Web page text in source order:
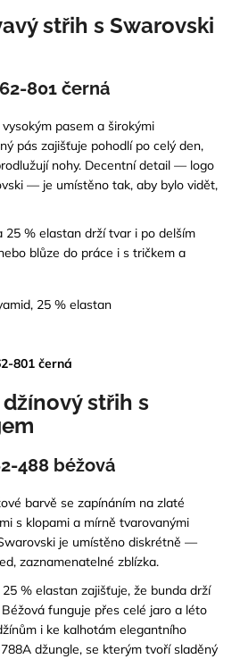
střih s Swarovski
801 černá
pasem a širokými
pás zajišťuje pohodlí po celý den,
nohy. Decentní detail — logo
— je umístěno tak, aby bylo vidět,
25 % elastan drží tvar i po delším
blůze do práce i s tričkem a
25 % elastan
801 černá
střih s
488 béžová
barvě se zapínáním na zlaté
s klopami a mírně tvarovanými
je umístěno diskrétně —
zaznamenatelné zblízka.
% elastan zajišťuje, že bunda drží
funguje přes celé jaro a léto
i ke kalhotám elegantního
džungle, se kterým tvoří sladěný